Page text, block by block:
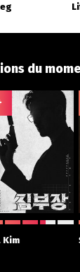
du
Kim